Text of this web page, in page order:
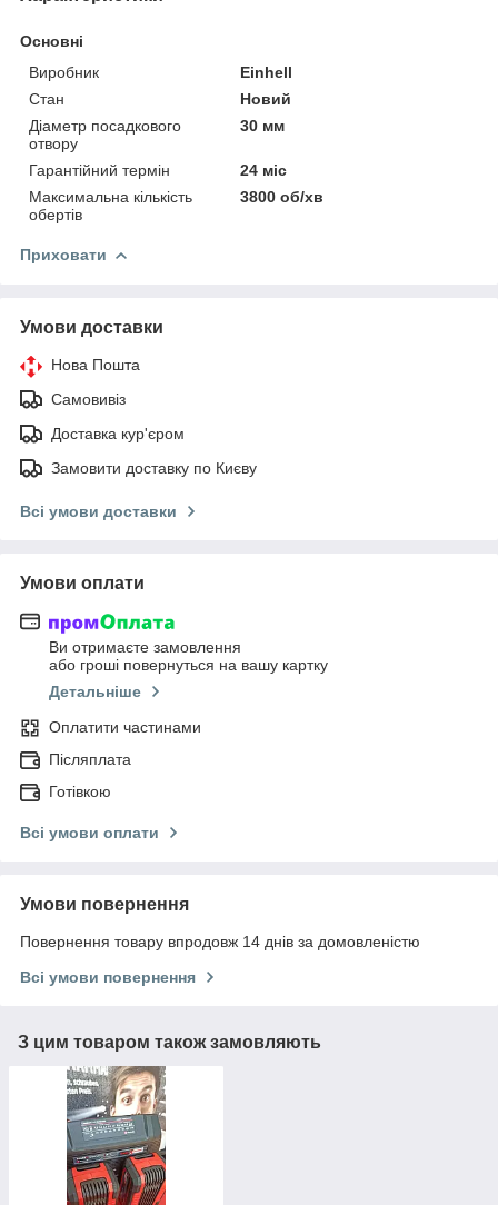
Основні
Виробник
Einhell
Стан
Новий
Діаметр посадкового
отвору
30 мм
Гарантійний термін
24 міс
Максимальна кількість
обертів
3800 об/хв
Приховати
Умови доставки
Нова Пошта
Самовивіз
Доставка кур'єром
Замовити доставку по Києву
Всі умови доставки
Умови оплати
Ви отримаєте замовлення
або гроші повернуться на вашу картку
Детальніше
Оплатити частинами
Післяплата
Готівкою
Всі умови оплати
Умови повернення
Повернення товару впродовж 14 днів за домовленістю
Всі умови повернення
З цим товаром також замовляють